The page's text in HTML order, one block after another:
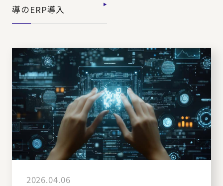
導のERP導入
2026.04.06